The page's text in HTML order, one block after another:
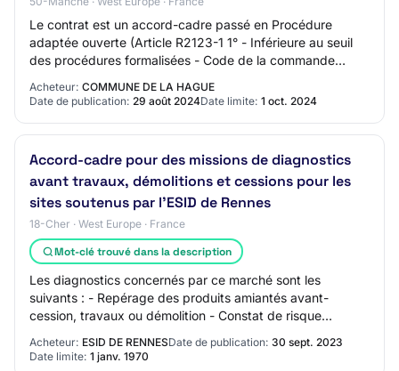
Le contrat est un accord-cadre passé en Procédure
adaptée ouverte (Article R2123-1 1° - Inférieure au seuil
des procédures formalisées - Code de la commande
Acheteur: COMMUNE DE LA HAGUE
Date de publication: 29 août 2024Date limite: 1 oct. 2024
Accord-cadre pour des missions de diagnostics
avant travaux, démolitions et cessions pour les
sites soutenus par l'ESID de Rennes
18-Cher · West Europe · France
Mot-clé trouvé dans la description
Les diagnostics concernés par ce marché sont les
suivants : - Repérage des produits amiantés avant-
cession, travaux ou démolition - Constat de risque
Acheteur: ESID DE RENNESDate de publication: 30 sept. 2023
Date limite: 1 janv. 1970